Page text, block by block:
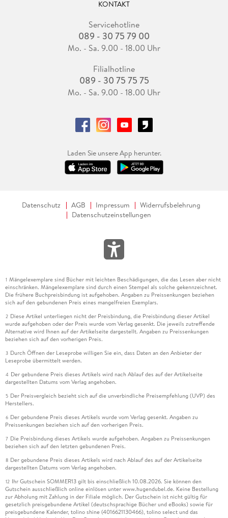
KONTAKT
Servicehotline
089 - 30 75 79 00
Mo. - Sa. 9.00 - 18.00 Uhr
Filialhotline
089 - 30 75 75 75
Mo. - Sa. 9.00 - 18.00 Uhr
Laden Sie unsere App herunter.
Datenschutz AGB Impressum
Widerrufsbelehrung
Datenschutzeinstellungen
1 Mängelexemplare sind Bücher mit leichten Beschädigungen, die das Lesen aber nicht
einschränken. Mängelexemplare sind durch einen Stempel als solche gekennzeichnet.
Die frühere Buchpreisbindung ist aufgehoben. Angaben zu Preissenkungen beziehen
sich auf den gebundenen Preis eines mangelfreien Exemplars.
2 Diese Artikel unterliegen nicht der Preisbindung, die Preisbindung dieser Artikel
wurde aufgehoben oder der Preis wurde vom Verlag gesenkt. Die jeweils zutreffende
Alternative wird Ihnen auf der Artikelseite dargestellt. Angaben zu Preissenkungen
beziehen sich auf den vorherigen Preis.
3 Durch Öffnen der Leseprobe willigen Sie ein, dass Daten an den Anbieter der
Leseprobe übermittelt werden.
4 Der gebundene Preis dieses Artikels wird nach Ablauf des auf der Artikelseite
dargestellten Datums vom Verlag angehoben.
5 Der Preisvergleich bezieht sich auf die unverbindliche Preisempfehlung (UVP) des
Herstellers.
6 Der gebundene Preis dieses Artikels wurde vom Verlag gesenkt. Angaben zu
Preissenkungen beziehen sich auf den vorherigen Preis.
7 Die Preisbindung dieses Artikels wurde aufgehoben. Angaben zu Preissenkungen
beziehen sich auf den letzten gebundenen Preis.
8 Der gebundene Preis dieses Artikels wird nach Ablauf des auf der Artikelseite
dargestellten Datums vom Verlag angehoben.
12 Ihr Gutschein SOMMER13 gilt bis einschließlich 10.08.2026. Sie können den
Gutschein ausschließlich online einlösen unter www.hugendubel.de. Keine Bestellung
zur Abholung mit Zahlung in der Filiale möglich. Der Gutschein ist nicht gültig für
gesetzlich preisgebundene Artikel (deutschsprachige Bücher und eBooks) sowie für
preisgebundene Kalender, tolino shine (4016621130466), tolino select und das